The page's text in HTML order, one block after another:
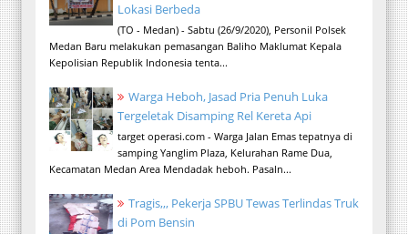
Lokasi Berbeda
(TO - Medan) - Sabtu (26/9/2020), Personil Polsek
Medan Baru melakukan pemasangan Baliho Maklumat Kepala
Kepolisian Republik Indonesia tenta...
Warga Heboh, Jasad Pria Penuh Luka
Tergeletak Disamping Rel Kereta Api
target operasi.com - Warga Jalan Emas tepatnya di
samping Yanglim Plaza, Kelurahan Rame Dua,
Kecamatan Medan Area Mendadak heboh. Pasaln...
Tragis,,, Pekerja SPBU Tewas Terlindas Truk
di Pom Bensin